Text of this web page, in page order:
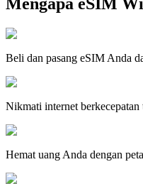
Beli dan pasang eSIM Anda
Nikmati internet
Hemat uang Anda dengan